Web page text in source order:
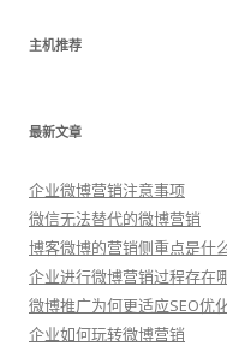
主机推荐
最新文章
企业微博营销注意事项
微信无法替代的微博营销
博客微博的营销侧重点是什
企业进行微博营销过程存在
微博推广为何更适应SEO优
企业如何玩转微博营销